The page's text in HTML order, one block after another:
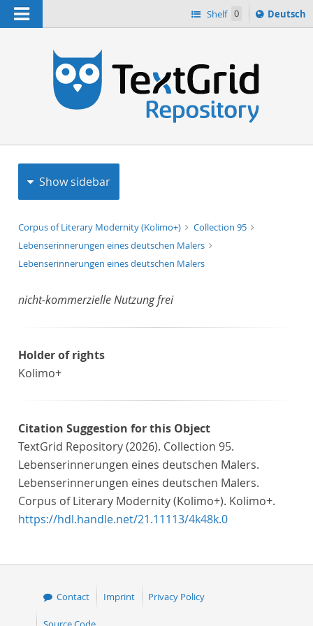
Navigation Shelf 0
Sprache
ï¿½ndern
Deutsch
Show sidebar
Corpus of Literary Modernity (Kolimo+)
Collection 95
Lebenserinnerungen eines deutschen Malers
Lebenserinnerungen eines deutschen Malers
nicht-kommerzielle Nutzung frei
Holder of rights
Kolimo+
Citation Suggestion for this Object
TextGrid Repository (2026). Collection 95.
Lebenserinnerungen eines deutschen Malers.
Lebenserinnerungen eines deutschen Malers.
Corpus of Literary Modernity (Kolimo+). Kolimo+.
https://hdl.handle.net/21.11113/4k48k.0
Contact Imprint Privacy Policy